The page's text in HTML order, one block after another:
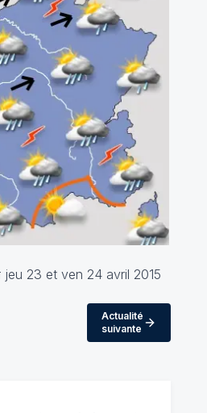
23 et ven 24 avril 2015
Actualité
suivante